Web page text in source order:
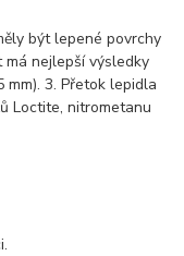
být lepené povrchy
nejlepší výsledky
3. Přetok lepidla
Loctite, nitrometanu